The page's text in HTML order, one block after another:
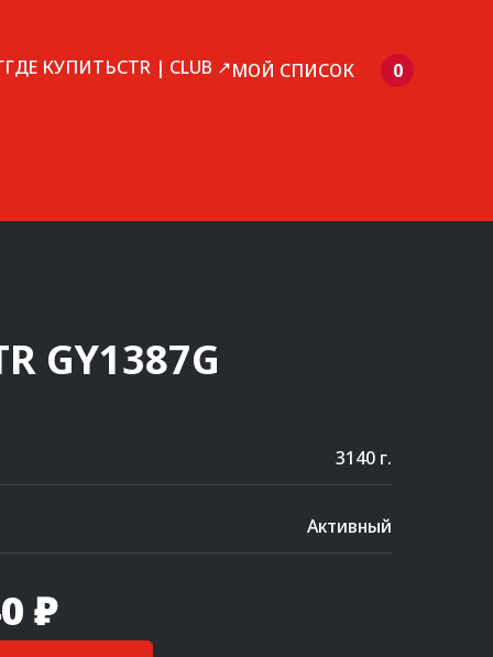
ГДЕ КУПИТЬCTR | CLUB ↗МОЙ СПИСОК 0
GY1387G
3140 г.
Активный
₽